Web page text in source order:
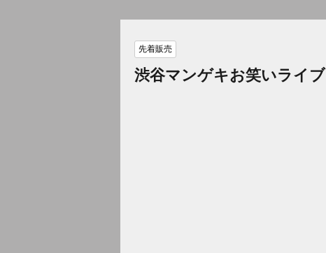
先着販売
渋谷マンゲキお笑いライブ